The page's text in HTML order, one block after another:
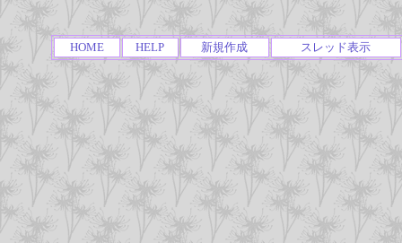
HOME HELP 新規作成 スレッド表示